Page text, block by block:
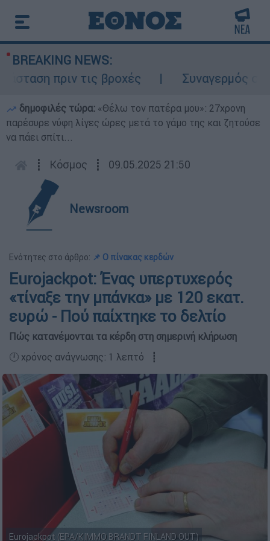
BREAKING NEWS:
πριν τις βροχές
Συναγερμός στον
δημοφιλές τώρα: «Θέλω τον πατέρα μου»: 27χρονη
παρέσυρε νύφη λίγες ώρες μετά το γάμο της και ζητούσε
να πάει σπίτι...
┋ Κόσμος ┋ 09.05.2025 21:50
Newsroom
Ενότητες στο άρθρο: 📌 Ο πίνακας κερδών
Eurojackpot: Ένας υπερτυχερός
«τίναξε την μπάνκα» με 120 εκατ.
ευρώ - Πού παίχτηκε το δελτίο
Πώς κατανέμονται τα κέρδη στη σημερινή κλήρωση
🕛 χρόνος ανάγνωσης: 1 λεπτό ┋
Eurojackpot (EPA/KIMMO BRANDT FINLAND OUT)